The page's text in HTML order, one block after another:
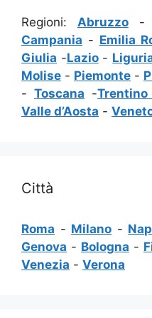
Regioni: Abruzzo-
Campania - Emilia
Giulia -Lazio-
Molise - Piemonte -
- Toscana -
Valle d’Aosta -
Città
Roma - Milano -
Genova - Bologna -
Venezia - Verona